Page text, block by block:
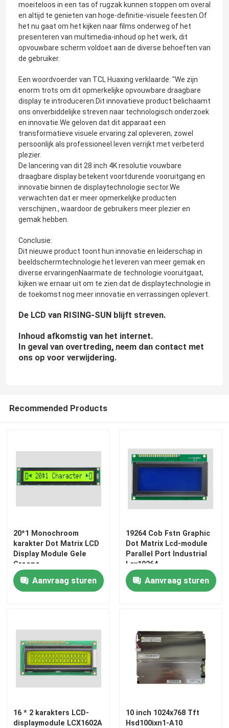
Huis
Video's
moeiteloos in een tas of rugzak kunnen stoppen om overal
en altijd te genieten van hoge-definitie-visuele feesten.Of
het nu gaat om het kijken naar films onderweg of het
presenteren van multimedia-inhoud op het werk, dit
opvouwbare scherm voldoet aan de diverse behoeften van
de gebruiker.
Een woordvoerder van TCL Huaxing verklaarde: "We zijn
enorm trots om dit opmerkelijke opvouwbare draagbare
display te introduceren.Dit innovatieve product belichaamt
ons onverbiddelijke streven naar technologisch onderzoek
en innovatie.We geloven dat dit apparaat een
transformatieve visuele ervaring zal opleveren, zowel
persoonlijk als professioneel leven verrijkt met verbeterd
plezier.
De lancering van dit 28 inch 4K resolutie vouwbare
draagbare display betekent voortdurende vooruitgang en
innovatie binnen de displaytechnologie sector.We
verwachten dat er meer opmerkelijke producten
verschijnen., waardoor de gebruikers meer plezier en
gemak hebben.
Conclusie:
Dit nieuwe product toont hun innovatie en leiderschap in
beeldschermtechnologie.het leveren van meer gemak en
diverse ervaringenNaarmate de technologie vooruitgaat,
kijken we ernaar uit om te zien dat de displaytechnologie in
de toekomst nog meer innovatie en verrassingen oplevert.
De LCD van RISING-SUN blijft streven.
Inhoud afkomstig van het internet.
In geval van overtreding, neem dan contact met
ons op voor verwijdering.
Recommended Products
20*1 Monochroom
karakter Dot Matrix LCD
Display Module Gele
Groene
achtergrondverlichting
LCX201AAanvraag sturen
19264 Cob Fstn Graphic
Dot Matrix Lcd-module
Parallel Port Industrial
Lcx19264
Aanvraag sturen
16 * 2 karakters LCD-
displaymodule LCX1602A
10 inch 1024x768 Tft
Hsd100ixn1-A10